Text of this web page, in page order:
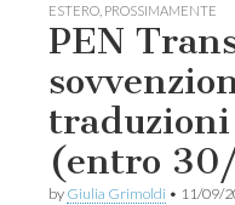
ESTERO PROSSIMAMENTE
PEN
traduzioni
(entro
by Giulia Grimoldi • 11/09/